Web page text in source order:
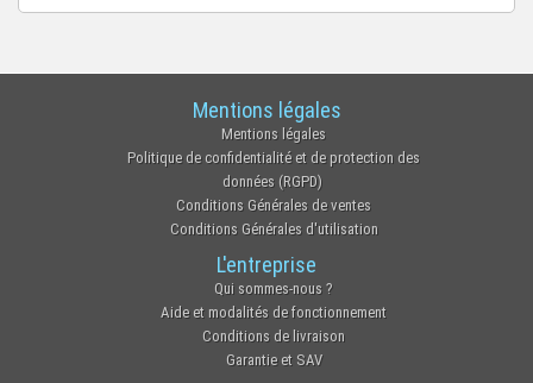
Mentions légales
Mentions légales
Politique de confidentialité et de protection des
données (RGPD)
Conditions Générales de ventes
Conditions Générales d'utilisation
L'entreprise
Qui sommes-nous ?
Aide et modalités de fonctionnement
Conditions de livraison
Garantie et SAV